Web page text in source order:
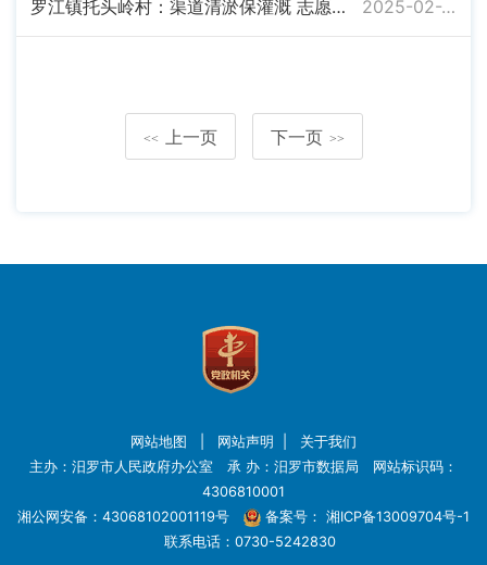
罗江镇托头岭村：渠道清淤保灌溉 志愿服务助春耕 2025-02-28
<< 上一页 下一页 >>
网站地图 网站声明
关于我们
主办：汨罗市人民政府办公室 承 办：汨罗市数据局 网站标识码：
4306810001
湘公网安备：43068102001119号
备案号： 湘ICP备13009704号-1
联系电话：0730-5242830